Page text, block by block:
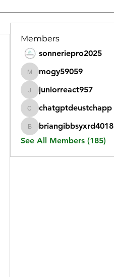
Members
sonneriepro2025
mogy59059
mogy59059
juniorreact957
juniorreact957
chatgptdeustchapp
chatgptdeustchapp
briangibbsyxrd4018
briangibbsyxrd4018
See All Members (185)